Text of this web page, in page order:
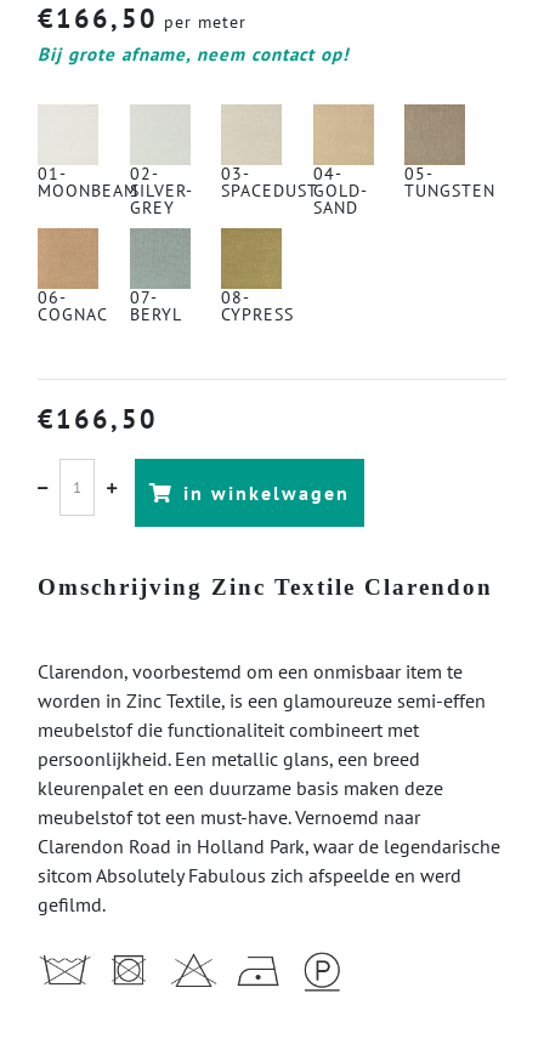
€166,50 per meter
Bij grote afname, neem contact op!
01-
MOONBEAM
02-
SILVER-
GREY
03-
SPACEDUST
04-
GOLD-
SAND
05-
TUNGSTEN
06-
COGNAC
07-
BERYL
08-
CYPRESS
€166,50
in winkelwagen
Omschrijving Zinc Textile Clarendon
Clarendon, voorbestemd om een ​​onmisbaar item te
worden in Zinc Textile, is een glamoureuze semi-effen
meubelstof die functionaliteit combineert met
persoonlijkheid. Een metallic glans, een breed
kleurenpalet en een duurzame basis maken deze
meubelstof tot een must-have. Vernoemd naar
Clarendon Road in Holland Park, waar de legendarische
sitcom Absolutely Fabulous zich afspeelde en werd
gefilmd.